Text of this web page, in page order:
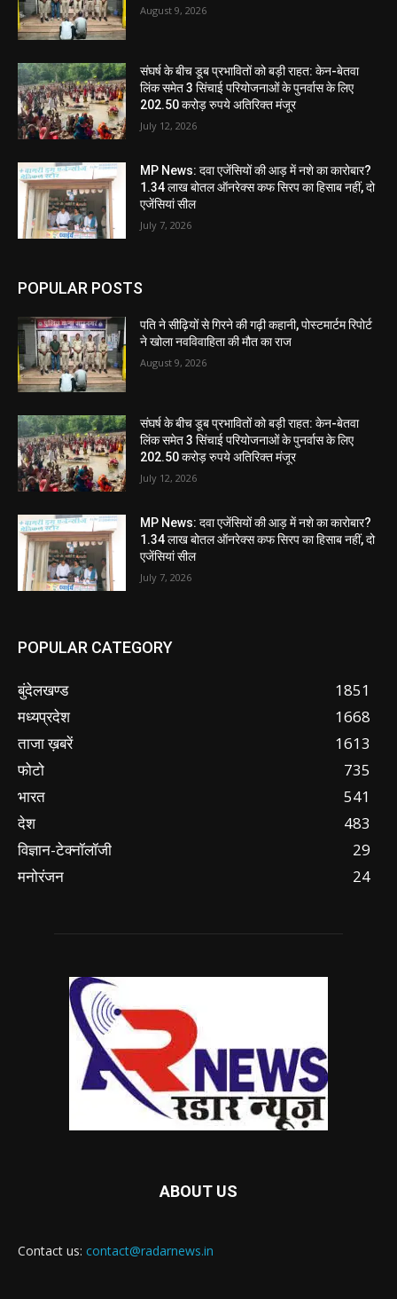
August 9, 2026
संघर्ष के बीच डूब प्रभावितों को बड़ी राहत: केन-बेतवा
लिंक समेत 3 सिंचाई परियोजनाओं के पुनर्वास के लिए
202.50 करोड़ रुपये अतिरिक्त मंजूर
July 12, 2026
MP News: दवा एजेंसियों की आड़ में नशे का कारोबार?
1.34 लाख बोतल ऑनरेक्स कफ सिरप का हिसाब नहीं, दो
एजेंसियां सील
July 7, 2026
POPULAR POSTS
पति ने सीढ़ियों से गिरने की गढ़ी कहानी, पोस्टमार्टम रिपोर्ट
ने खोला नवविवाहिता की मौत का राज
August 9, 2026
संघर्ष के बीच डूब प्रभावितों को बड़ी राहत: केन-बेतवा
लिंक समेत 3 सिंचाई परियोजनाओं के पुनर्वास के लिए
202.50 करोड़ रुपये अतिरिक्त मंजूर
July 12, 2026
MP News: दवा एजेंसियों की आड़ में नशे का कारोबार?
1.34 लाख बोतल ऑनरेक्स कफ सिरप का हिसाब नहीं, दो
एजेंसियां सील
July 7, 2026
POPULAR CATEGORY
बुंदेलखण्ड
1851
मध्यप्रदेश
1668
ताजा ख़बरें
1613
फोटो
735
भारत
541
देश
483
विज्ञान-टेक्नॉलॉजी
29
मनोरंजन
24
ABOUT US
Contact us: contact@radarnews.in